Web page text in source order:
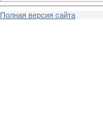
Полная версия сайта